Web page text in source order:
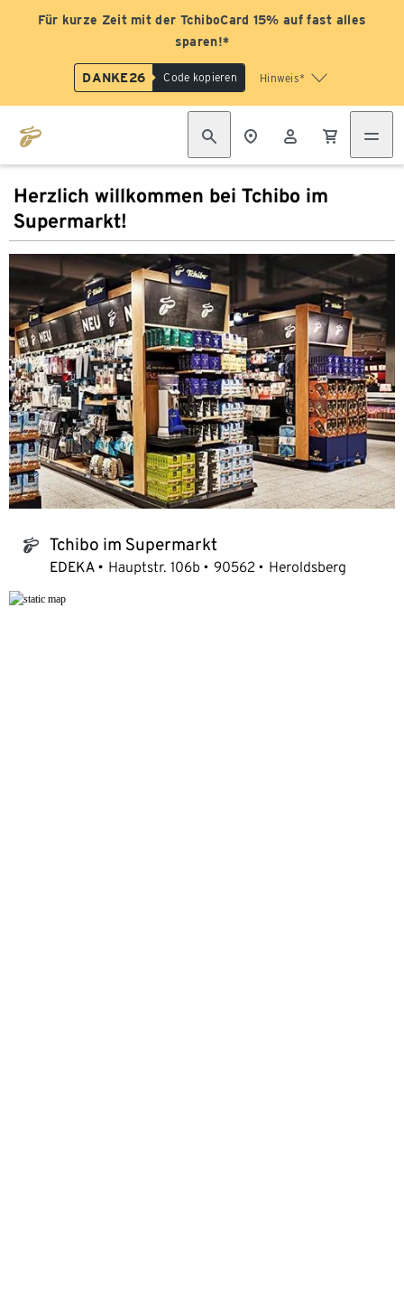
Für kurze Zeit mit der TchiboCard 15% auf fast alles
sparen!*
DANKE26 Code kopieren Hinweis*
Herzlich willkommen bei Tchibo im
Supermarkt!
tchibo_logo Tchibo im Supermarkt
EDEKA Hauptstr. 106b 90562 Heroldsberg